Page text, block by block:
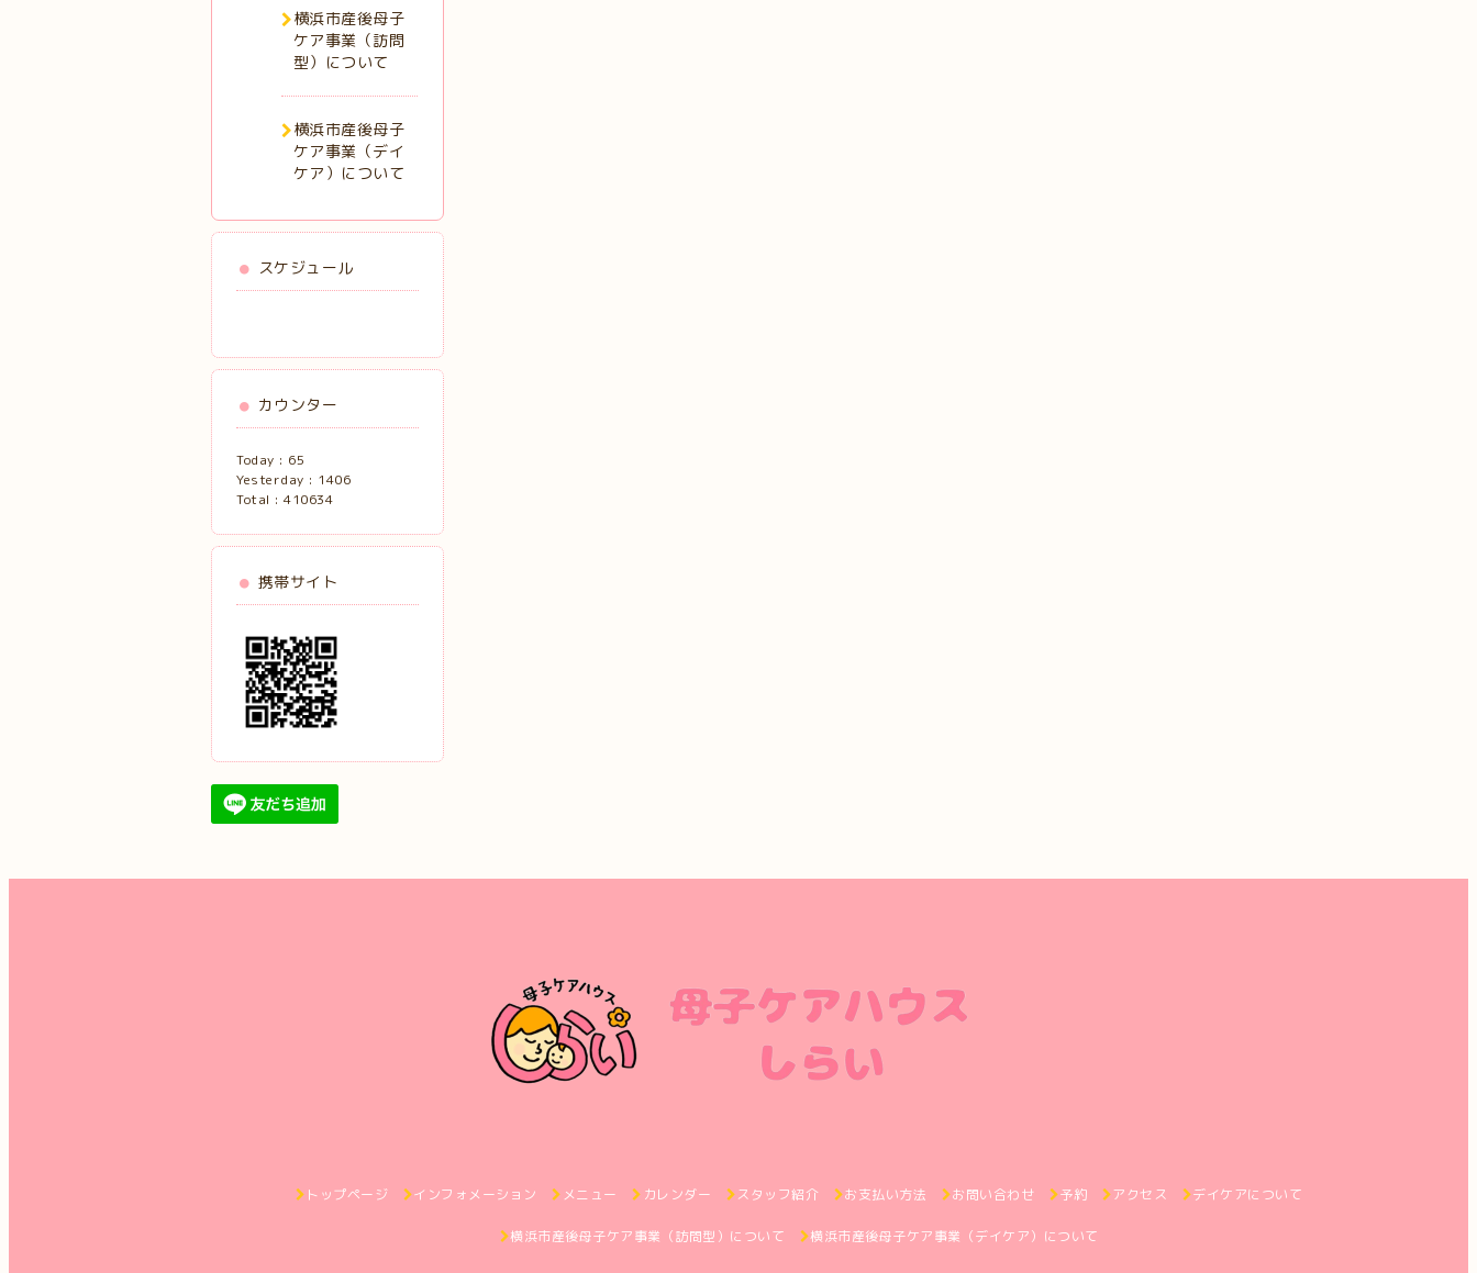
横浜市産後母子
ケア事業（訪問
型）について
横浜市産後母子
ケア事業（デイ
ケア）について
スケジュール
カウンター
Today : 65
Yesterday : 1406
Total : 410634
携帯サイト
トップページ インフォメーション メニュー カレンダー スタッフ紹介 お支払い方法 お問い合わせ 予約 アクセス デイケアについて
横浜市産後母子ケア事業（訪問型）について 横浜市産後母子ケア事業（デイケア）について